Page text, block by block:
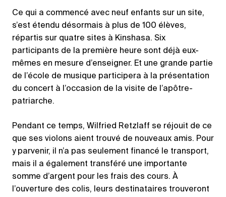
Ce qui a commencé avec neuf enfants sur un site,
s’est étendu désormais à plus de 100 élèves,
répartis sur quatre sites à Kinshasa. Six
participants de la première heure sont déjà eux-
mêmes en mesure d’enseigner. Et une grande partie
de l’école de musique participera à la présentation
du concert à l’occasion de la visite de l’apôtre-
patriarche.
Pendant ce temps, Wilfried Retzlaff se réjouit de ce
que ses violons aient trouvé de nouveaux amis. Pour
y parvenir, il n’a pas seulement financé le transport,
mais il a également transféré une importante
somme d’argent pour les frais des cours. À
l’ouverture des colis, leurs destinataires trouveront